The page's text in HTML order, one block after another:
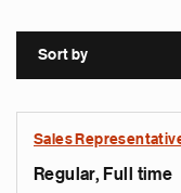
Sort by
Sales
Regular, Full time